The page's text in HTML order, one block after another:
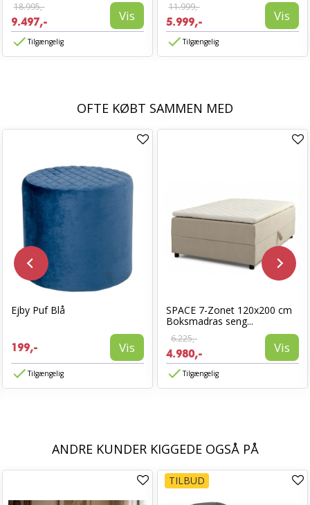
18.995,-
9.497,- Vis
Tilgængelig
11.999,-
5.999,- Vis
Tilgængelig
OFTE KØBT SAMMEN MED
Ejby Puf Blå
199,- Vis
Tilgængelig
SPACE 7-Zonet 120x200 cm
Boksmadras seng...
6.225,-
4.980,- Vis
Tilgængelig
ANDRE KUNDER KIGGEDE OGSÅ PÅ
TILBUD